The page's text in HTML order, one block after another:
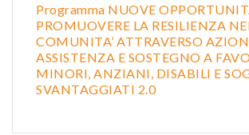
Programma NUOVE
PROMUOVERE LA RESILIENZA
COMUNITA’ ATTRAVERSO
ASSISTENZA E SOSTEGNO A
MINORI, ANZIANI, DISABILI E
SVANTAGGIATI 2.0